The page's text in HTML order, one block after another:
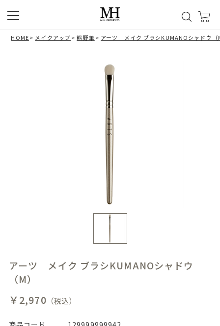
HOME> メイクアップ>熊野筆> アーツ メイク ブラシKUMANOシャドウ（
アーツ メイク ブラシKUMANOシャドウ
（M）
￥2,970 （税込）